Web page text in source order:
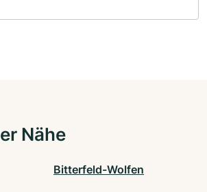
Nähe
Bitterfeld-Wolfen